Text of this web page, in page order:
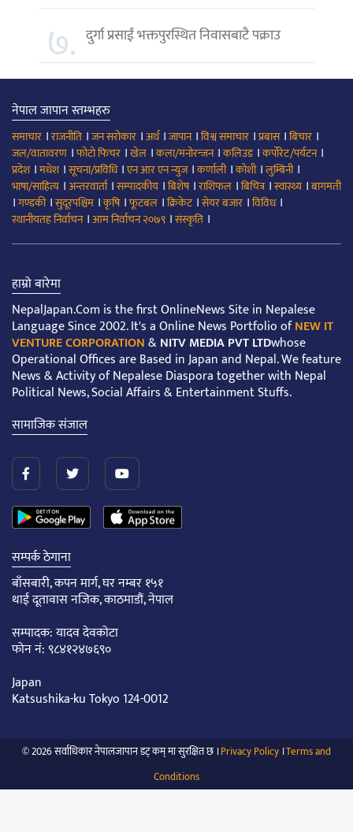
७. दुर्गा प्रसाईं भक्तपुरस्थित निवासबाटै पक्राउ
नेपाल जापान स्तम्भहरु
समाचार ।राजनीति ।जन सरोकार ।अर्थ।जापान।विश्व समाचार ।प्रबास।बिचार ।
जल/वातावरण ।फोटो फिचर ।खेल ।कला/मनोरन्जन।कलिउड।कर्पोरेट/पर्यटन।
प्रदेश।मधेश।सूचना/प्रविधि।एन आर एन न्युज।कर्णाली।कोशी।लुम्बिनी।
भाषा/साहित्य ।अन्तरवार्ता।सम्पादकीय ।बिशेष।राशिफल ।बिचित्र।स्वास्थ्य ।बागमती
।गण्डकी।सुदूरपश्चिम ।कृषि।फूटबल ।क्रिकेट।सेयर बजार ।विविध।
स्थानीयतह निर्वाचन।आम निर्वाचन २०७९ ।संस्कृति ।
हाम्रो बारेमा
NepalJapan.Com is the first OnlineNews Site in Nepalese
Language Since 2002. It's a Online News Portfolio ofNEW IT
VENTURE CORPORATION&NITV MEDIA PVT LTDwhose
Operational Offices are Based in Japan and Nepal. We feature
News & Activity of Nepalese Diaspora together with Nepal
Political News, Social Affairs & Entertainment Stuffs.
सामाजिक संजाल
सम्पर्क ठेगाना
बाँसबारी, कपन मार्ग, घर नम्बर १५१
थाई दूतावास नजिक, काठमाडौं, नेपाल
सम्पादक: यादव देवकोटा
फोन नं: ९८४१२४७६९०
Japan
Katsushika-ku Tokyo 124-0012
© 2026 सर्वाधिकार नेपालजापान डट् कम् मा सुरक्षित छ ।Privacy Policy ।Terms and
Conditions